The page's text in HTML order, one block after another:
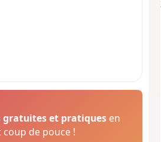
et pratiques en
de pouce !